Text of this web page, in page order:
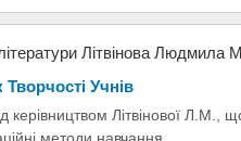
Літвінова Людмила
Учнів
керівництвом Літвінової Л.М.,